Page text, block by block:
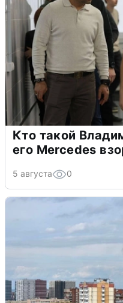
Кто такой
его Mercedes
5 августа 0